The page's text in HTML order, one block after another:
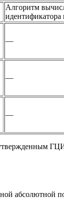
Алгоритм
идентификатора
—
—
—
абсолютной